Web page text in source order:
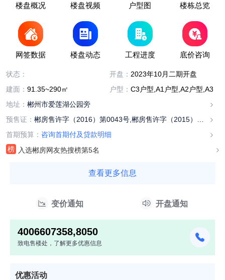
楼盘概况 楼盘视频 户型图 楼栋总览
网签数据 楼盘动态 工程进度 底价咨询
状态： 开盘： 2023年10月二期开盘
建面： 91.35~290㎡ 户型： C3户型,A1户型,A2户型,A3户
地址： 郴州市爱莲湖公园旁
预售证： 郴房售许字（2016）第0043号,郴房售许字（2015）第
0286号,郴房售许...
首期预算： 咨询首期付及贷款明细
榜
入选郴房网友热搜榜第5名
查看更多信息
变价通知 开盘通知
4006607358,8050
致电售楼处，了解更多优惠信息
优惠活动